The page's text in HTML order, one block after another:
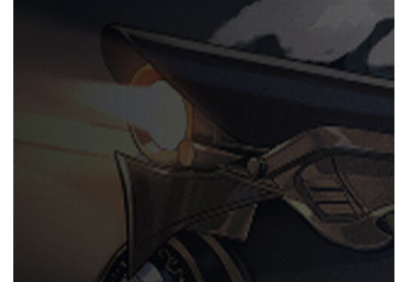
历 短 阅
姬子
如果是第一次来，按"Ctrl+D"可以收藏随时查看更新~觉得WIKI
好玩的话，请推荐给朋友哦～(◕ω＜)☆
按右上角“WIKI功能→编辑”即可修改页面内容。
角色总览
角色资料